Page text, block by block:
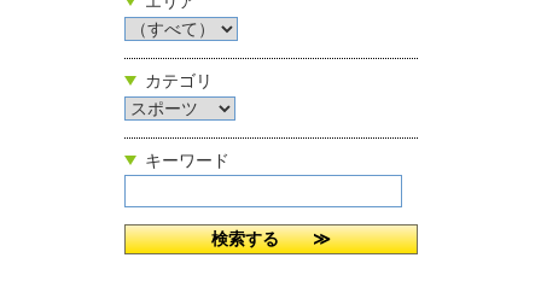
カテゴリ
キーワード